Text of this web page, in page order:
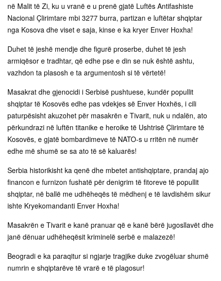
në Malit të Zi, ku u vranë e u prenë gjatë Luftës Antifashiste
Nacional Çlirimtare mbi 3277 burra, partizan e luftëtar shqiptar
nga Kosova dhe viset e saja, kinse e ka kryer Enver Hoxha!
Duhet të jeshë mendje dhe figurë proserbe, duhet të jesh
armiqësor e tradhtar, që edhe pse e din se nuk është ashtu,
vazhdon ta plasosh e ta argumentosh si të vërtetë!
Masakrat dhe gjenocidi i Serbisë pushtuese, kundër popullit
shqiptar të Kosovës edhe pas vdekjes së Enver Hoxhës, i cili
paturpësisht akuzohet për masakrën e Tivarit, nuk u ndalën, ato
përkundrazi në luftën titanike e heroike të Ushtrisë Çlirimtare të
Kosovës, e gjatë bombardimeve të NATO-s u rritën në numër
edhe më shumë se sa ato të së kaluarës!
Serbia historikisht ka qenë dhe mbetet antishqiptare, prandaj ajo
financon e furnizon fushatë për denigrim të fitoreve të popullit
shqiptar, në ballë me udhëheqës të mëdhenj e të lavdishëm sikur
ishte Kryekomandanti Enver Hoxha!
Masakrën e Tivarit e kanë pranuar që e kanë bërë jugosllavët dhe
janë dënuar udhëheqësit kriminelë serbë e malazezë!
Beogradi e ka paraqitur si ngjarje tragjike duke zvogëluar shumë
numrin e shqiptarëve të vrarë e të plagosur!